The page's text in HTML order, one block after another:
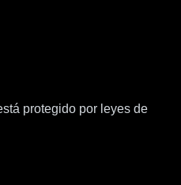
protegido por leyes de